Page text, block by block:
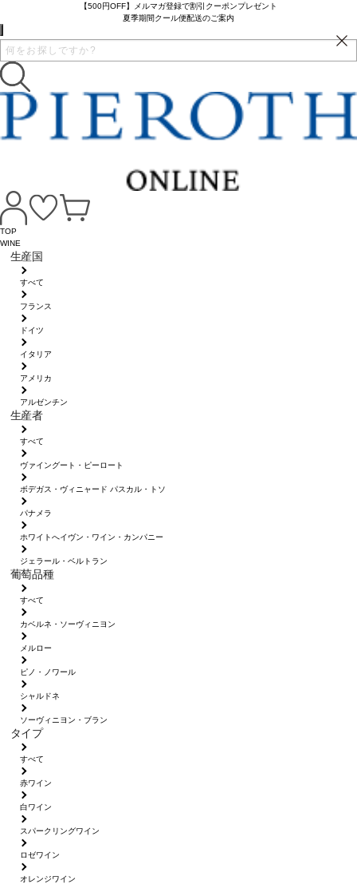
【500円OFF】メルマガ登録で割引クーポンプレゼント
夏季期間クール便配送のご案内
TOP
WINE
生産国
すべて
フランス
ドイツ
イタリア
アメリカ
アルゼンチン
生産者
すべて
ヴァイングート・ピーロート
ボデガス・ヴィニャード パスカル・トソ
パナメラ
ホワイトへイヴン・ワイン・カンパニー
ジェラール・ベルトラン
葡萄品種
すべて
カベルネ・ソーヴィニヨン
メルロー
ピノ・ノワール
シャルドネ
ソーヴィニヨン・ブラン
タイプ
すべて
赤ワイン
白ワイン
スパークリングワイン
ロゼワイン
オレンジワイン